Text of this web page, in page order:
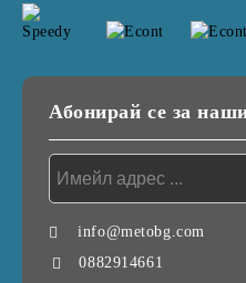
Абонирай се за
info@metobg.com
0882914661